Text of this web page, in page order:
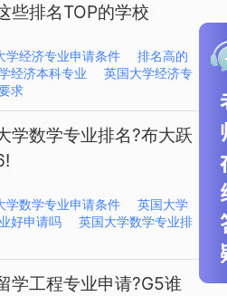
些排名TOP的学校
学经济专业申请条件
排名高的
经济本科专业
英国大学经济专
求
学数学专业排名?布大跃
学数学专业申请条件
英国大学
好申请吗
英国大学数学专业排
学工程专业申请?G5谁